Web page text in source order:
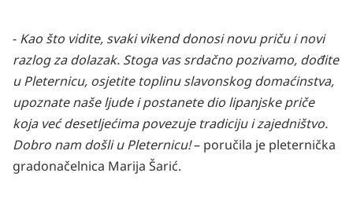
- Kao što vidite, svaki vikend donosi novu priču i novi
razlog za dolazak. Stoga vas srdačno pozivamo, dođite
u Pleternicu, osjetite toplinu slavonskog domaćinstva,
upoznate naše ljude i postanete dio lipanjske priče
koja već desetljećima povezuje tradiciju i zajedništvo.
Dobro nam došli u Pleternicu!– poručila je pleternička
gradonačelnica Marija Šarić.